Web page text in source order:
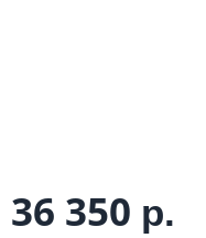
36 350 р.